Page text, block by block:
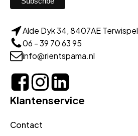
Alde Dyk 34, 8407AE Terwispel
06 - 39 70 63 95
info@rientspama.nl
Klantenservice
Contact